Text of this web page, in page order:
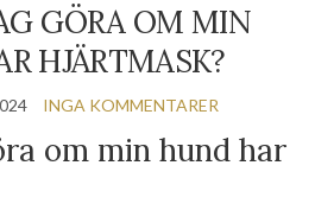
GÖRA OM MIN
HJÄRTMASK?
INGA KOMMENTARER
om min hund har